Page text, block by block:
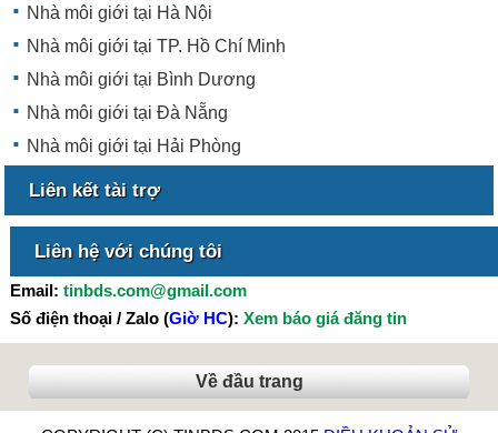
Nhà môi giới tại Hà Nội
Nhà môi giới tại TP. Hồ Chí Minh
Nhà môi giới tại Bình Dương
Nhà môi giới tại Đà Nẵng
Nhà môi giới tại Hải Phòng
Liên kết tài trợ
Liên hệ với chúng tôi
Email: tinbds.com@gmail.com
Số điện thoại / Zalo (Giờ HC): Xem báo giá đăng tin
Về đầu trang